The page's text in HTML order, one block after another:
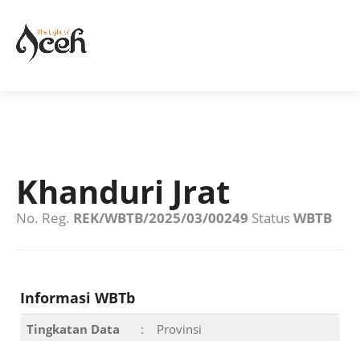
Khanduri Jrat
No. Reg. REK/WBTB/2025/03/00249 StatusWBTB
Informasi WBTb
Tingkatan Data :
Provinsi